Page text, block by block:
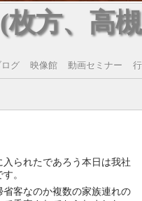
方、高
ログ 映像館 動画セミナー
られたであろう本日は我社
。
客なのか複数の家族連れの